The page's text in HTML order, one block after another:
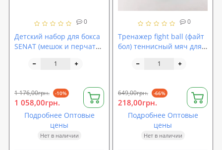
0
Детский набор для бокса
SENAT (мешок и перчатки
1 176,00грн. -10%
1 058,00грн.
Подробнее Оптовые
цены
Нет в наличии
0
Тренажер fight ball (файт
бол) теннисный мяч для
Medium (fl-0132-1)
649,00грн. -66%
218,00грн.
Подробнее Оптовые
цены
Нет в наличии